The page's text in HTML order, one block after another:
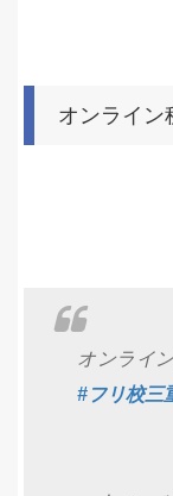
オンライン
オンライ
#フリ校三